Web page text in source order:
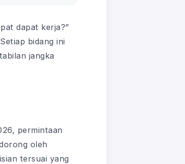
dapat kerja?”
bidang ini
jangka
permintaan
oleh
tersuai yang